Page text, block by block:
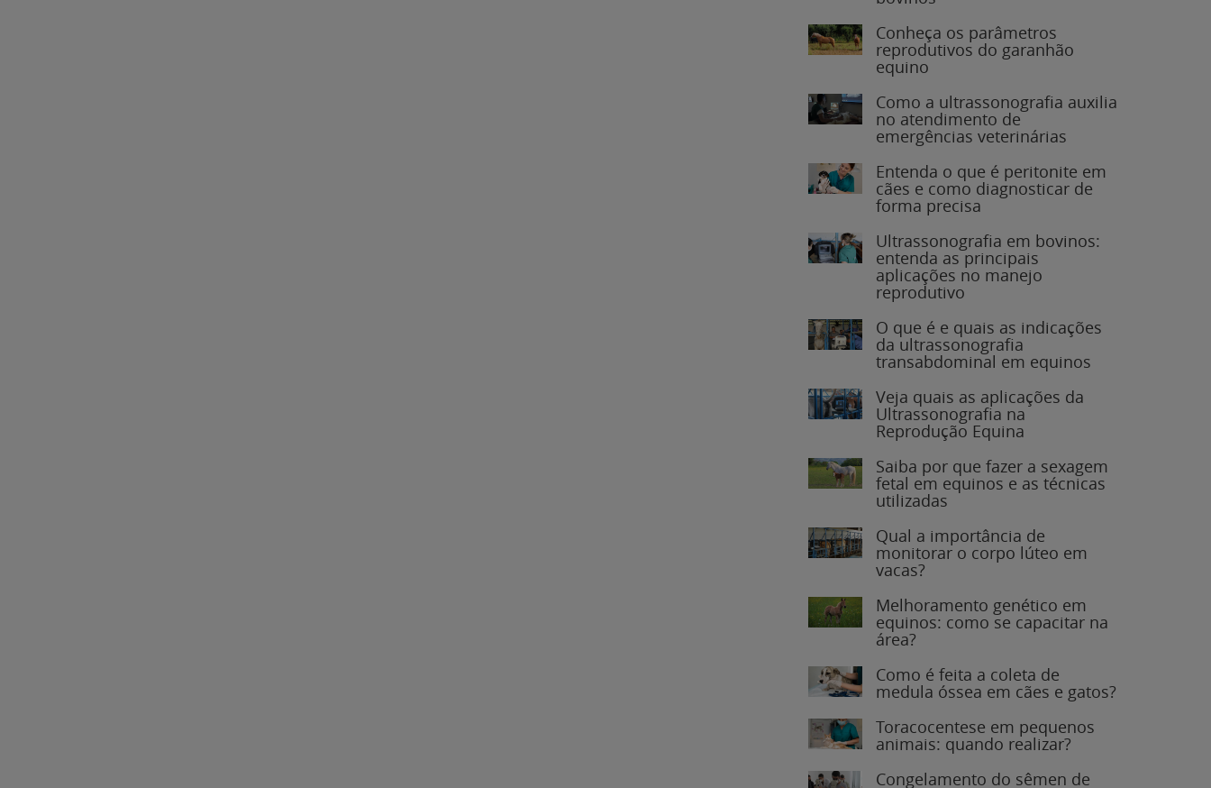
Conheça os parâmetros
reprodutivos do garanhão
equino
Como a ultrassonografia auxilia
no atendimento de
emergências veterinárias
Entenda o que é peritonite em
cães e como diagnosticar de
forma precisa
Ultrassonografia em bovinos:
entenda as principais
aplicações no manejo
reprodutivo
O que é e quais as indicações
da ultrassonografia
transabdominal em equinos
Veja quais as aplicações da
Ultrassonografia na
Reprodução Equina
Saiba por que fazer a sexagem
fetal em equinos e as técnicas
utilizadas
Qual a importância de
monitorar o corpo lúteo em
vacas?
Melhoramento genético em
equinos: como se capacitar na
área?
Como é feita a coleta de
medula óssea em cães e gatos?
Toracocentese em pequenos
animais: quando realizar?
Congelamento do sêmen de